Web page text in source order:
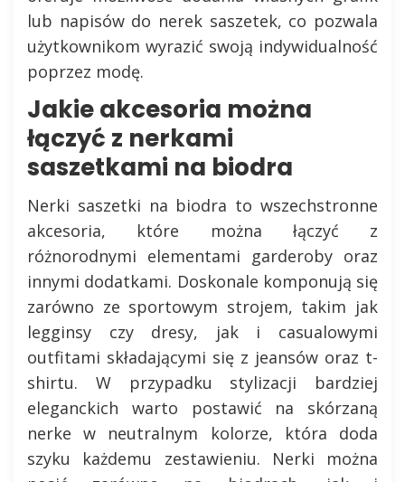
lub napisów do nerek saszetek, co pozwala
użytkownikom wyrazić swoją indywidualność
poprzez modę.
Jakie akcesoria można
łączyć z nerkami
saszetkami na biodra
Nerki saszetki na biodra to wszechstronne
akcesoria, które można łączyć z
różnorodnymi elementami garderoby oraz
innymi dodatkami. Doskonale komponują się
zarówno ze sportowym strojem, takim jak
legginsy czy dresy, jak i casualowymi
outfitami składającymi się z jeansów oraz t-
shirtu. W przypadku stylizacji bardziej
eleganckich warto postawić na skórzaną
nerke w neutralnym kolorze, która doda
szyku każdemu zestawieniu. Nerki można